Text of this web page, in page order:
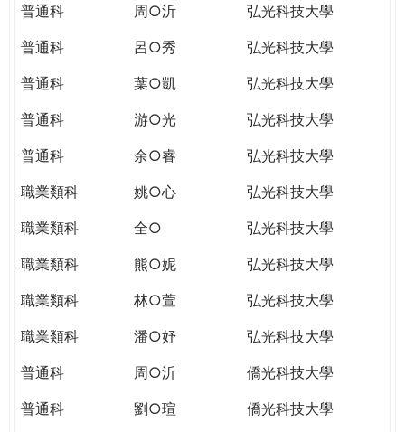
普通科
周○沂
弘光科技大學
普通科
呂○秀
弘光科技大學
普通科
葉○凱
弘光科技大學
普通科
游○光
弘光科技大學
普通科
余○睿
弘光科技大學
職業類科
姚○心
弘光科技大學
職業類科
全○
弘光科技大學
職業類科
熊○妮
弘光科技大學
職業類科
林○萱
弘光科技大學
職業類科
潘○妤
弘光科技大學
普通科
周○沂
僑光科技大學
普通科
劉○瑄
僑光科技大學